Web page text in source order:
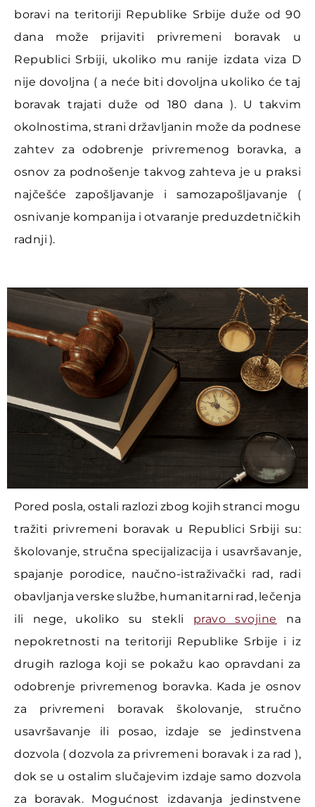
boravi na teritoriji Republike Srbije duže od 90
dana može prijaviti privremeni boravak u
Republici Srbiji, ukoliko mu ranije izdata viza D
nije dovoljna ( a neće biti dovoljna ukoliko će taj
boravak trajati duže od 180 dana ). U takvim
okolnostima, strani državljanin može da podnese
zahtev za odobrenje privremenog boravka, a
osnov za podnošenje takvog zahteva je u praksi
najčešće zapošljavanje i samozapošljavanje (
osnivanje kompanija i otvaranje preduzdetničkih
radnji ).
Pored posla, ostali razlozi zbog kojih stranci mogu
tražiti privremeni boravak u Republici Srbiji su:
školovanje, stručna specijalizacija i usavršavanje,
spajanje porodice, naučno-istraživački rad, radi
obavljanja verske službe, humanitarni rad, lečenja
ili nege, ukoliko su stekli pravo svojine
na
nepokretnosti na teritoriji Republike Srbije i iz
drugih razloga koji se pokažu kao opravdani za
odobrenje privremenog boravka. Kada je osnov
za privremeni boravak školovanje, stručno
usavršavanje ili posao, izdaje se jedinstvena
dozvola ( dozvola za privremeni boravak i za rad ),
dok se u ostalim slučajevim izdaje samo dozvola
za boravak. Mogućnost izdavanja jedinstvene